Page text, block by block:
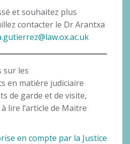
et souhaitez plus
contacter le Dr Arantxa
sur les
en matière judiciaire
de garde et de visite,
lire l’article de Maitre
en compte par la Justice